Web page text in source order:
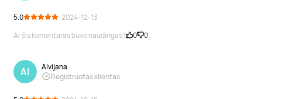
5.0
· 2024-12-13
Ar šis komentaras buvo naudingas?
0 0
Al
Alvijana
Registruotas klientas